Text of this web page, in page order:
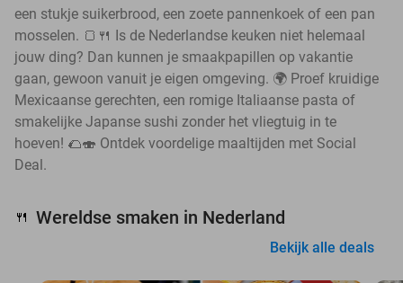
een stukje suikerbrood, een zoete pannenkoek of een pan
mosselen. 🍞🍴 Is de Nederlandse keuken niet helemaal
jouw ding? Dan kunnen je smaakpapillen op vakantie
gaan, gewoon vanuit je eigen omgeving. 🌍 Proef kruidige
Mexicaanse gerechten, een romige Italiaanse pasta of
smakelijke Japanse sushi zonder het vliegtuig in te
hoeven! 🌮🍣 Ontdek voordelige maaltijden met Social
Deal.
🍴 Wereldse smaken in Nederland
Bekijk alle deals